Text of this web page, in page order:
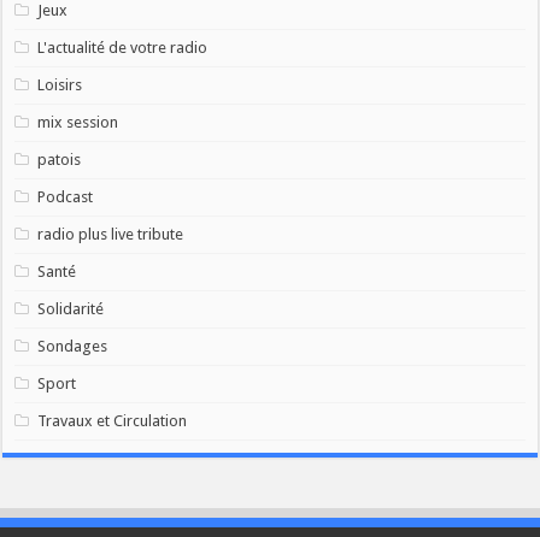
Jeux
L'actualité de votre radio
Loisirs
mix session
patois
Podcast
radio plus live tribute
Santé
Solidarité
Sondages
Sport
Travaux et Circulation